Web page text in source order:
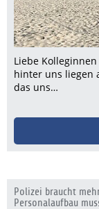
Liebe
hinter uns liegen
das uns…
Polizei braucht
Personalaufbau